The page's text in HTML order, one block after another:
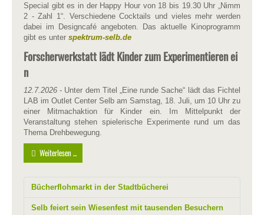
Special gibt es in der Happy Hour von 18 bis 19.30 Uhr „Nimm
2 - Zahl 1“. Verschiedene Cocktails und vieles mehr werden
dabei im Designcafé angeboten. Das aktuelle Kinoprogramm
gibt es unter spektrum-selb.de
Forscherwerkstatt lädt Kinder zum Experimentieren ei
n
12.7.2026 - Unter dem Titel „Eine runde Sache“ lädt das Fichtel
LAB im Outlet Center Selb am Samstag, 18. Juli, um 10 Uhr zu
einer Mitmachaktion für Kinder ein. Im Mittelpunkt der
Veranstaltung stehen spielerische Experimente rund um das
Thema Drehbewegung.
Weiterlesen ...
Bücherflohmarkt in der Stadtbücherei
Selb feiert sein Wiesenfest mit tausenden Besuchern